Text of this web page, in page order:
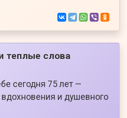
теплые слова
сегодня 75 лет —
и душевного